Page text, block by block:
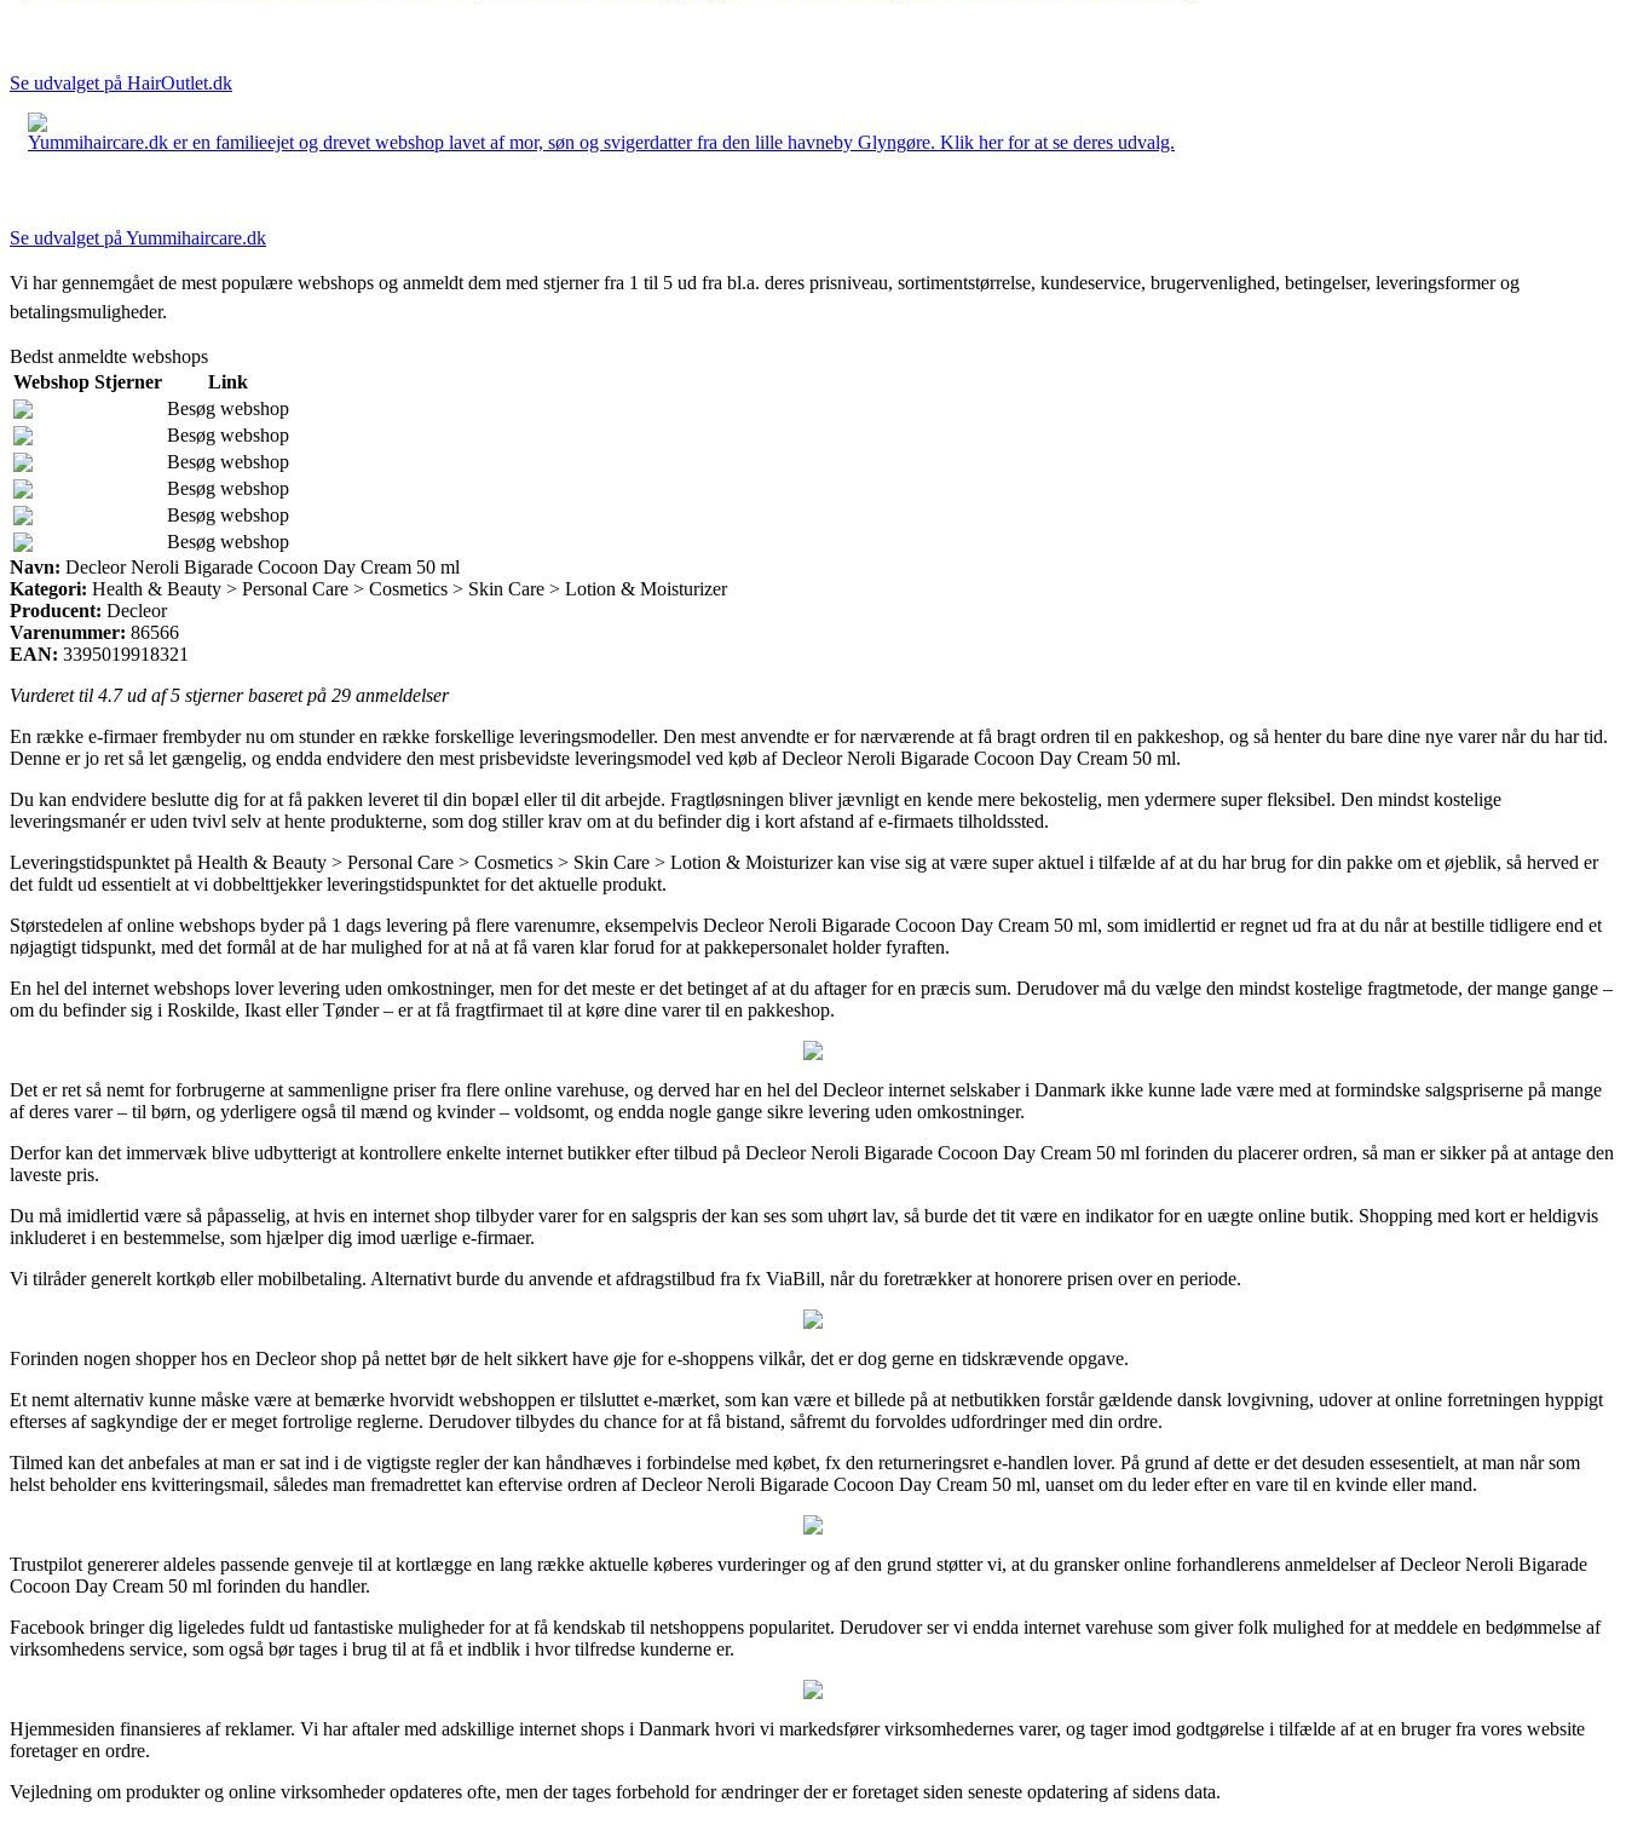
Se udvalget på HairOutlet.dk
Yummihaircare.dk er en familieejet og drevet webshop lavet af mor, søn og svigerdatter fra den lille havneby Glyngøre. Klik her for at se deres udvalg.
Se udvalget på Yummihaircare.dk
Vi har gennemgået de mest populære webshops og anmeldt dem med stjerner fra 1 til 5 ud fra bl.a. deres prisniveau, sortimentstørrelse, kundeservice, brugervenlighed, betingelser, leveringsformer og
betalingsmuligheder.
Bedst anmeldte webshops
Webshop Stjerner
Link
Besøg webshop
Besøg webshop
Besøg webshop
Besøg webshop
Besøg webshop
Besøg webshop
Navn: Decleor Neroli Bigarade Cocoon Day Cream 50 ml
Kategori: Health & Beauty > Personal Care > Cosmetics > Skin Care > Lotion & Moisturizer
Producent: Decleor
Varenummer: 86566
EAN: 3395019918321
Vurderet til 4.7ud af 5 stjerner baseret på 29 anmeldelser
En række e-firmaer frembyder nu om stunder en række forskellige leveringsmodeller. Den mest anvendte er for nærværende at få bragt ordren til en pakkeshop, og så henter du bare dine nye varer når du har tid.
Denne er jo ret så let gængelig, og endda endvidere den mest prisbevidste leveringsmodel ved køb af Decleor Neroli Bigarade Cocoon Day Cream 50 ml.
Du kan endvidere beslutte dig for at få pakken leveret til din bopæl eller til dit arbejde. Fragtløsningen bliver jævnligt en kende mere bekostelig, men ydermere super fleksibel. Den mindst kostelige
leveringsmanér er uden tvivl selv at hente produkterne, som dog stiller krav om at du befinder dig i kort afstand af e-firmaets tilholdssted.
Leveringstidspunktet på Health & Beauty > Personal Care > Cosmetics > Skin Care > Lotion & Moisturizer kan vise sig at være super aktuel i tilfælde af at du har brug for din pakke om et øjeblik, så herved er
det fuldt ud essentielt at vi dobbelttjekker leveringstidspunktet for det aktuelle produkt.
Størstedelen af online webshops byder på 1 dags levering på flere varenumre, eksempelvis Decleor Neroli Bigarade Cocoon Day Cream 50 ml, som imidlertid er regnet ud fra at du når at bestille tidligere end et
nøjagtigt tidspunkt, med det formål at de har mulighed for at nå at få varen klar forud for at pakkepersonalet holder fyraften.
En hel del internet webshops lover levering uden omkostninger, men for det meste er det betinget af at du aftager for en præcis sum. Derudover må du vælge den mindst kostelige fragtmetode, der mange gange –
om du befinder sig i Roskilde, Ikast eller Tønder – er at få fragtfirmaet til at køre dine varer til en pakkeshop.
Det er ret så nemt for forbrugerne at sammenligne priser fra flere online varehuse, og derved har en hel del Decleor internet selskaber i Danmark ikke kunne lade være med at formindske salgspriserne på mange
af deres varer – til børn, og yderligere også til mænd og kvinder – voldsomt, og endda nogle gange sikre levering uden omkostninger.
Derfor kan det immervæk blive udbytterigt at kontrollere enkelte internet butikker efter tilbud på Decleor Neroli Bigarade Cocoon Day Cream 50 ml forinden du placerer ordren, så man er sikker på at antage den
laveste pris.
Du må imidlertid være så påpasselig, at hvis en internet shop tilbyder varer for en salgspris der kan ses som uhørt lav, så burde det tit være en indikator for en uægte online butik. Shopping med kort er heldigvis
inkluderet i en bestemmelse, som hjælper dig imod uærlige e-firmaer.
Vi tilråder generelt kortkøb eller mobilbetaling. Alternativt burde du anvende et afdragstilbud fra fx ViaBill, når du foretrækker at honorere prisen over en periode.
Forinden nogen shopper hos en Decleor shop på nettet bør de helt sikkert have øje for e-shoppens vilkår, det er dog gerne en tidskrævende opgave.
Et nemt alternativ kunne måske være at bemærke hvorvidt webshoppen er tilsluttet e-mærket, som kan være et billede på at netbutikken forstår gældende dansk lovgivning, udover at online forretningen hyppigt
efterses af sagkyndige der er meget fortrolige reglerne. Derudover tilbydes du chance for at få bistand, såfremt du forvoldes udfordringer med din ordre.
Tilmed kan det anbefales at man er sat ind i de vigtigste regler der kan håndhæves i forbindelse med købet, fx den returneringsret e-handlen lover. På grund af dette er det desuden essesentielt, at man når som
helst beholder ens kvitteringsmail, således man fremadrettet kan eftervise ordren af Decleor Neroli Bigarade Cocoon Day Cream 50 ml, uanset om du leder efter en vare til en kvinde eller mand.
Trustpilot genererer aldeles passende genveje til at kortlægge en lang række aktuelle køberes vurderinger og af den grund støtter vi, at du gransker online forhandlerens anmeldelser af Decleor Neroli Bigarade
Cocoon Day Cream 50 ml forinden du handler.
Facebook bringer dig ligeledes fuldt ud fantastiske muligheder for at få kendskab til netshoppens popularitet. Derudover ser vi endda internet varehuse som giver folk mulighed for at meddele en bedømmelse af
virksomhedens service, som også bør tages i brug til at få et indblik i hvor tilfredse kunderne er.
Hjemmesiden finansieres af reklamer. Vi har aftaler med adskillige internet shops i Danmark hvori vi markedsfører virksomhedernes varer, og tager imod godtgørelse i tilfælde af at en bruger fra vores website
foretager en ordre.
Vejledning om produkter og online virksomheder opdateres ofte, men der tages forbehold for ændringer der er foretaget siden seneste opdatering af sidens data.